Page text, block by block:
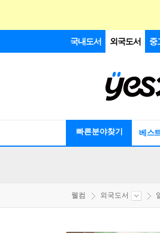
국내도서 외국도서 중
빠른분야찾기 베스
웰컴 외국도서